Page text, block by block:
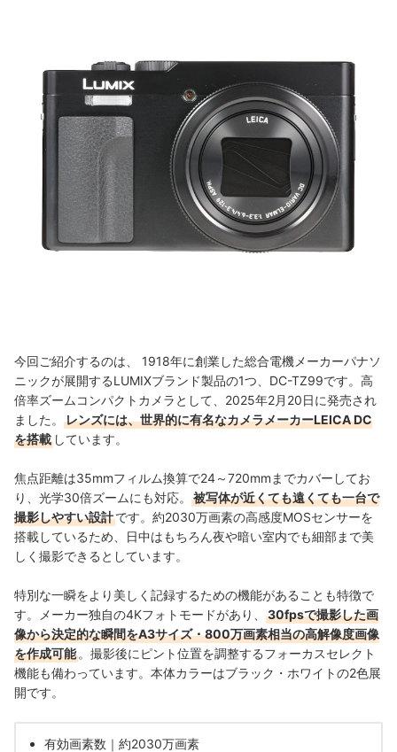
今回ご紹介するのは、 1918年に創業した総合電機メーカーパナソ
ニックが展開するLUMIXブランド製品の1つ、DC-TZ99です。高
倍率ズームコンパクトカメラとして、2025年2月20日に発売され
ました。
レンズには、世界的に有名なカメラメーカーLEICA DC
を搭載 しています。
焦点距離は35mmフィルム換算で24～720mmまでカバーしてお
り、光学30倍ズームにも対応。
被写体が近くても遠くても一台で
撮影しやすい設計です。約2030万画素の高感度MOSセンサーを
搭載しているため、日中はもちろん夜や暗い室内でも細部まで美
しく撮影できるとしています。
特別な一瞬をより美しく記録するための機能があることも特徴で
す。メーカー独自の4Kフォトモードがあり、
30fpsで撮影した画
像から決定的な瞬間をA3サイズ・800万画素相当の高解像度画像
を作成可能 。撮影後にピント位置を調整するフォーカスセレクト
機能も備わっています。本体カラーはブラック・ホワイトの2色展
開です。
有効画素数｜約2030万画素